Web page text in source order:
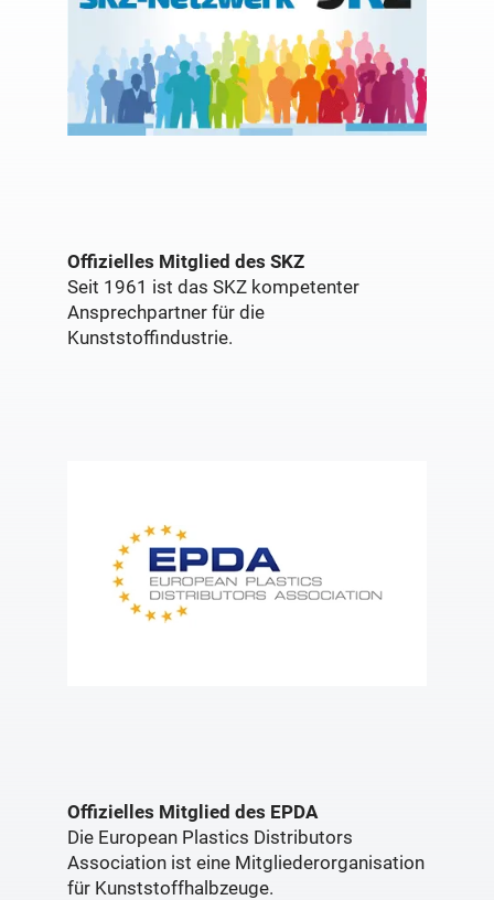
Offizielles Mitglied des SKZ
Seit 1961 ist das SKZ kompetenter
Ansprechpartner für die
Kunststoffindustrie.
Offizielles Mitglied des EPDA
Die European Plastics Distributors
Association ist eine Mitgliederorganisation
für Kunststoffhalbzeuge.